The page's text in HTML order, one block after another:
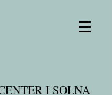
I SOLNA